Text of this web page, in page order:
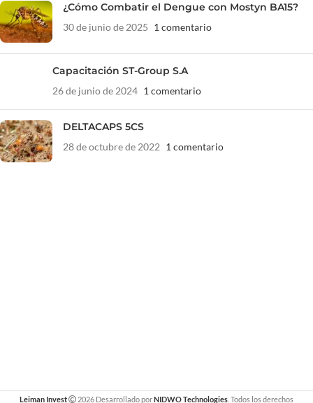
¿Cómo Combatir el Dengue con Mostyn BA15?
30 de junio de 2025 1 comentario
Capacitación ST-Group S.A
26 de junio de 2024 1 comentario
DELTACAPS 5CS
28 de octubre de 2022 1 comentario
Leiman Invest 2026 Desarrollado porNIDWO Technologies . Todos los derechos